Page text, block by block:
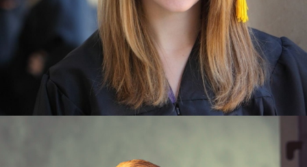
Узнать больше